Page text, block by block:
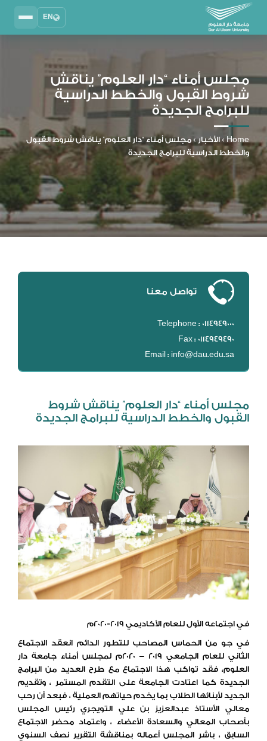
EN
نظام إدارة التعلم
MYLMS
MTSIS
إدارة الموارد البشرية
نظام التواصل الإداري
MYACS
البريد الجامعي
مجلس أمناء “دار العلوم” يناقش
شروط القبول والخطط الدراسية
للبرامج الجديدة
Home
› الأخبار › مجلس أمناء “دار العلوم” يناقش شروط القبول
والخطط الدراسية للبرامج الجديدة
تواصل معنا
Telephone : 0114949000
Fax : 0114949490
Email : info@dau.edu.sa
مجلس أمناء “دار العلوم” يناقش شروط
القبول والخطط الدراسية للبرامج الجديدة
في اجتماعه الأول للعام الأكاديمي 2019-2020م
في جو من الحماس المصاحب للتطور الدائم انعقد الاجتماع
الثاني للعام الجامعي 2019 – 2020م لمجلس أمناء جامعة دار
العلوم، فقد تواكب هذا الاجتماع مع طرح العديد من البرامج
الجديدة كما اعتادت الجامعة على التقدم المستمر ، وتقديم
الجديد لأبنائها الطلاب بما يخدم حياتهم العملية ، فبعد أن رحب
معالي الأستاذ عبدالعزيز بن علي التويجري رئيس المجلس
بأصحاب المعالي والسعادة الأعضاء ، واعتماد محضر الاجتماع
السابق ، باشر المجلس أعماله بمناقشة التقرير نصف السنوي